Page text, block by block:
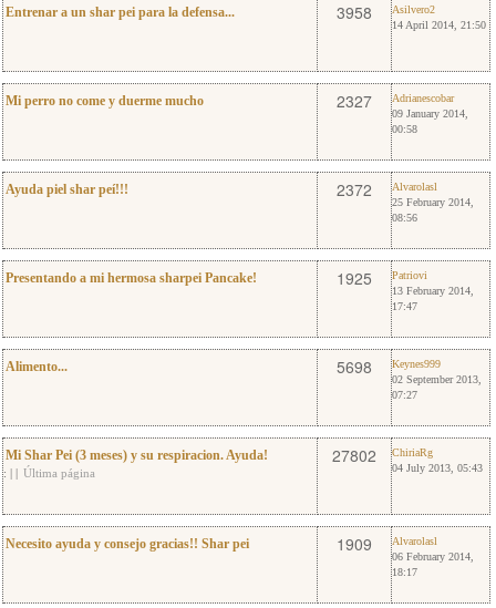
Entrenar a un shar pei para la defensa... Asilvero2
3958
Asilvero2
14 April 2014, 21:50
Mi perro no come y duerme mucho Adrianescobar
2327
Adrianescobar
09 January 2014,
00:58
Ayuda piel shar peí!!! Alvarolasl
2372
Alvarolasl
25 February 2014,
08:56
Presentando a mi hermosa sharpei Pancake! Patriovi
1925
Patriovi
13 February 2014,
17:47
Alimento... Keynes999
5698
Keynes999
02 September 2013,
07:27
Mi Shar Pei (3 meses) y su respiracion. Ayuda!
: | | Última página
ChiriaRg
3227802
ChiriaRg
04 July 2013, 05:43
Necesito ayuda y consejo gracias!! Shar pei Alvarolasl
1909
Alvarolasl
06 February 2014,
18:17